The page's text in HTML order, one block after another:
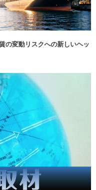
の変動リスクへの新しいヘッ